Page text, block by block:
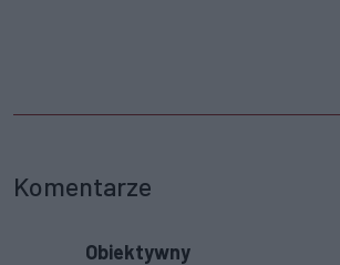
Komentarze
Obiektywny